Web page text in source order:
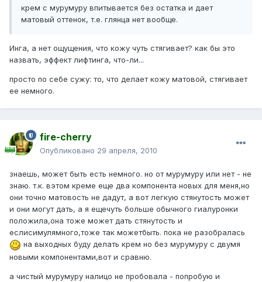
крем с мурумуру впитывается без остатка и дает
матовый оттенок, т.е. глянца нет вообще.
Инга, а нет ощущения, что кожу чуть стягивает? как бы это
назвать, эффект лифтинга, что-ли...
просто по себе сужу: то, что делает кожу матовой, стягивает
ее немного.
fire-cherry
Опубликовано 29 апреля, 2010
знаешь, может быть есть немного. но от мурумуру или нет - не
знаю. т.к. вэтом креме еще два компонента новых для меня,но
они точно матовость не дадут, а вот легкую стянутость может
и они могут дать, а я ещечуть больше обычного гиалуронки
положила,она тоже может дать стянутость и
еслисимулямного,тоже так можетбыть. пока не разобралась
на выходных буду делать крем но без мурумуру с двумя
новыми компонентами,вот и сравню.
а чистый мурумуру налицо не пробовала - попробую и